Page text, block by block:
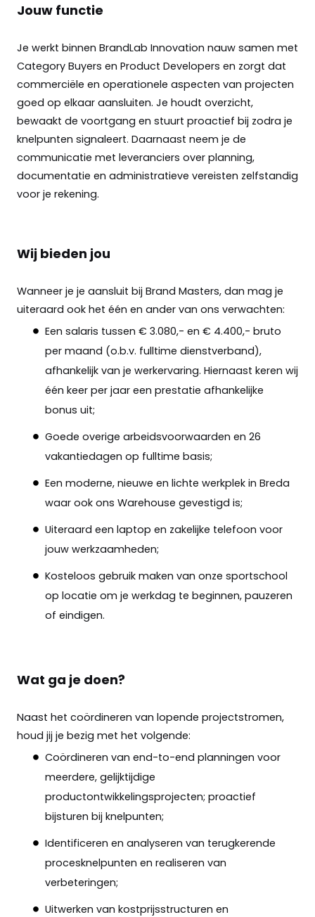
Jouw functie
Je werkt binnen BrandLab Innovation nauw samen met
Category Buyers en Product Developers en zorgt dat
commerciële en operationele aspecten van projecten
goed op elkaar aansluiten. Je houdt overzicht,
bewaakt de voortgang en stuurt proactief bij zodra je
knelpunten signaleert. Daarnaast neem je de
communicatie met leveranciers over planning,
documentatie en administratieve vereisten zelfstandig
voor je rekening.
Wij bieden jou
Wanneer je je aansluit bij Brand Masters, dan mag je
uiteraard ook het één en ander van ons verwachten:
Een salaris tussen € 3.080,- en € 4.400,- bruto
per maand (o.b.v. fulltime dienstverband),
afhankelijk van je werkervaring. Hiernaast keren wij
één keer per jaar een prestatie afhankelijke
bonus uit;
Goede overige arbeidsvoorwaarden en 26
vakantiedagen op fulltime basis;
Een moderne, nieuwe en lichte werkplek in Breda
waar ook ons Warehouse gevestigd is;
Uiteraard een laptop en zakelijke telefoon voor
jouw werkzaamheden;
Kosteloos gebruik maken van onze sportschool
op locatie om je werkdag te beginnen, pauzeren
of eindigen.
Wat ga je doen?
Naast het coördineren van lopende projectstromen,
houd jij je bezig met het volgende:
Coördineren van end-to-end planningen voor
meerdere, gelijktijdige
productontwikkelingsprojecten; proactief
bijsturen bij knelpunten;
Identificeren en analyseren van terugkerende
procesknelpunten en realiseren van
verbeteringen;
Uitwerken van kostprijsstructuren en